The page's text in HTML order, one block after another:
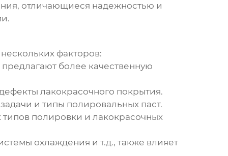
отличающиеся надежностью и
факторов:
более качественную
лакокрасочного покрытия.
и типы полировальных паст.
полировки и лакокрасочных
охлаждения и т.д., также влияет